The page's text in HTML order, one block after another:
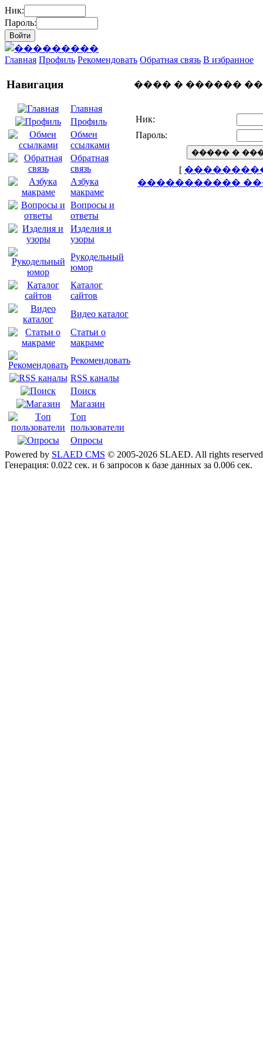
Ник:
Пароль:
Главная Профиль Рекомендовать Обратная связь В избранное
Навигация
Главная
Профиль
Обмен
ссылками
Обратная
связь
Азбука
макраме
Вопросы и
ответы
Изделия и
узоры
Рукодельный
юмор
Каталог
сайтов
Видео каталог
Статьи о
макраме
Рекомендовать
RSS каналы
Поиск
Магазин
Tоп
пользователи
Опросы
���� � ������
Ник:
Пароль:
[
�����������
Powered by SLAED CMS © 2005-2026 SLAED. All rights
Генерация: 0.022 сек. и 6 запросов к базе данных за 0.006 сек.